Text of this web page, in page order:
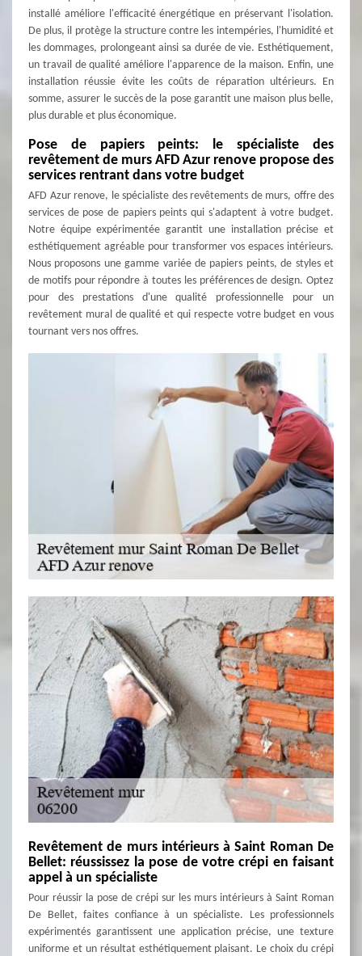
installé améliore l'efficacité énergétique en préservant l'isolation.
De plus, il protège la structure contre les intempéries, l'humidité et
les dommages, prolongeant ainsi sa durée de vie. Esthétiquement,
un travail de qualité améliore l'apparence de la maison. Enfin, une
installation réussie évite les coûts de réparation ultérieurs. En
somme, assurer le succès de la pose garantit une maison plus belle,
plus durable et plus économique.
Pose de papiers peints: le spécialiste des
revêtement de murs AFD Azur renove propose des
services rentrant dans votre budget
AFD Azur renove, le spécialiste des revêtements de murs, offre des
services de pose de papiers peints qui s'adaptent à votre budget.
Notre équipe expérimentée garantit une installation précise et
esthétiquement agréable pour transformer vos espaces intérieurs.
Nous proposons une gamme variée de papiers peints, de styles et
de motifs pour répondre à toutes les préférences de design. Optez
pour des prestations d'une qualité professionnelle pour un
revêtement mural de qualité et qui respecte votre budget en vous
tournant vers nos offres.
Revêtement de murs intérieurs à Saint Roman De
Bellet: réussissez la pose de votre crépi en faisant
appel à un spécialiste
Pour réussir la pose de crépi sur les murs intérieurs à Saint Roman
De Bellet, faites confiance à un spécialiste. Les professionnels
expérimentés garantissent une application précise, une texture
uniforme et un résultat esthétiquement plaisant. Le choix du crépi